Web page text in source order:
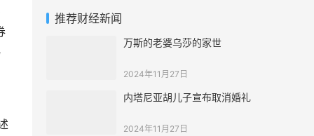
推荐财经新闻
万斯的老婆乌莎的家世
2024年11月27日
内塔尼亚胡儿子宣布取消婚礼
2024年11月27日